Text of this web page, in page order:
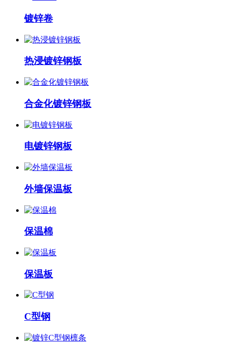
镀锌卷
热浸镀锌钢板
合金化镀锌钢板
电镀锌钢板
外墙保温板
保温棉
保温板
C型钢